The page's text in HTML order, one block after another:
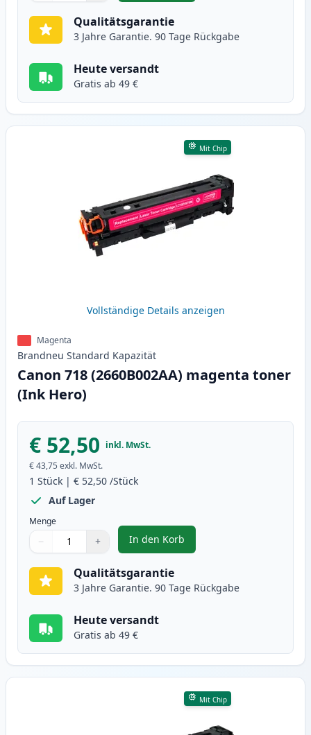
Qualitätsgarantie
3 Jahre Garantie. 90 Tage Rückgabe
Heute versandt
Gratis ab 49 €
Mit Chip
Vollständige Details anzeigen
Magenta
Brandneu Standard Kapazität
Canon 718 (2660B002AA) magenta toner
(Ink Hero)
€ 52,50 inkl. MwSt.
€ 43,75 exkl. MwSt.
1 Stück | € 52,50 /Stück
Auf Lager
Menge
Verwenden Sie die Tasten, um anzupassen
− +
1
In den Korb
, Canon 718 (2660B002AA)
Qualitätsgarantie
3 Jahre Garantie. 90 Tage Rückgabe
Heute versandt
Gratis ab 49 €
Mit Chip